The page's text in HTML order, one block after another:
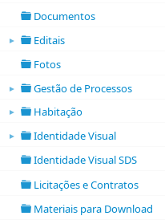
Documentos
► Editais
Fotos
► Gestão de Processos
►
folder open
Habitação
► Identidade Visual
Identidade Visual SDS
Licitações e Contratos
Materiais para Download